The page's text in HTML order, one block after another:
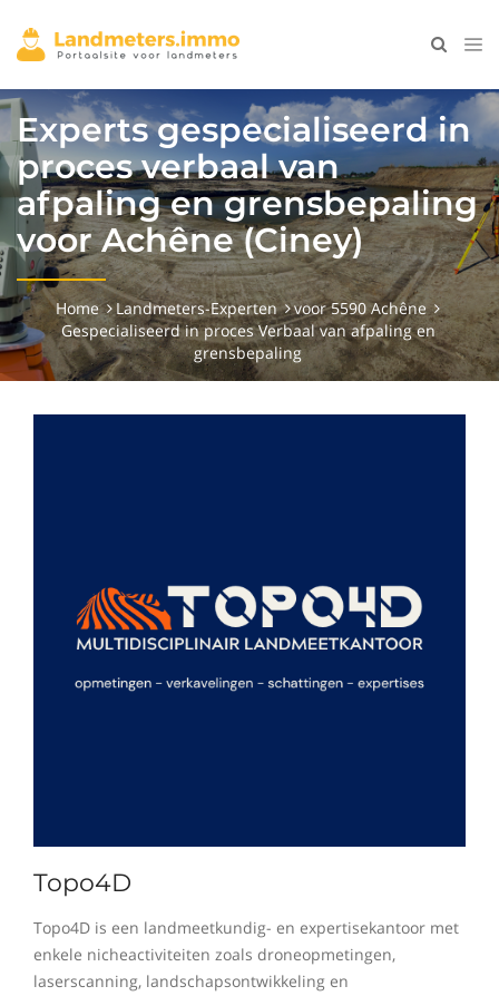
Experts gespecialiseerd in
proces verbaal van
afpaling en grensbepaling
voor Achêne (Ciney)
Home Landmeters-Experten
voor 5590 Achêne
Gespecialiseerd in proces Verbaal van afpaling en
grensbepaling
Topo4D
Topo4D is een landmeetkundig- en expertisekantoor met
enkele nicheactiviteiten zoals droneopmetingen,
laserscanning, landschapsontwikkeling en